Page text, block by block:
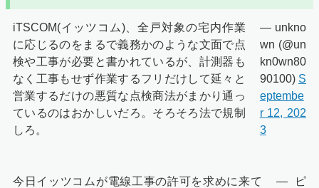
iTSCOM(イッツコム)、全戸対象の宅内作業
に応じるのをまるで義務かのような文面で点
検や工事が必要と書かれているが、計測器も
なく工事もせず作業するフリだけして延々と
営業するだけの悪質な点検商法がまかり通っ
ているのはおかしいだろ。そろそろ法で規制
しろ。
— unkno
wn (@un
kn0wn80
90100) S
eptembe
r 12, 202
3
今日イッツコムが電線工事の許可を求めに来て
— ピ